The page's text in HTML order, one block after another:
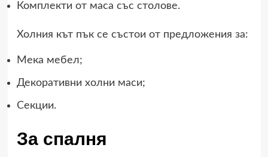
Комплекти от маса със столове.
Холния кът пък се състои от предложения за:
Мека мебел;
Декоративни холни маси;
Секции.
За спалня